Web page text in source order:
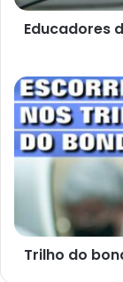
Educadores
Trilho
do
bonde
faz
uma
Santos
Trilho do